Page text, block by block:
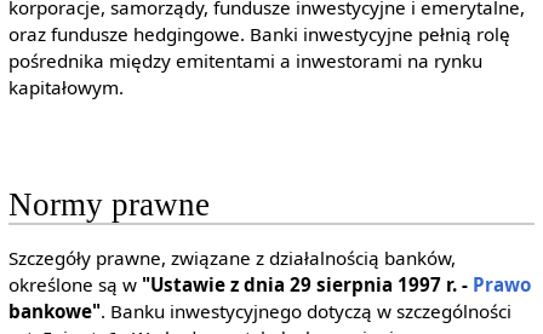
korporacje, samorządy, fundusze inwestycyjne i emerytalne,
oraz fundusze hedgingowe. Banki inwestycyjne pełnią rolę
pośrednika między emitentami a inwestorami na rynku
kapitałowym.
Normy prawne
Szczegóły prawne, związane z działalnością banków,
określone są w "Ustawie z dnia 29 sierpnia 1997 r. - Prawo
bankowe". Banku inwestycyjnego dotyczą w szczególności